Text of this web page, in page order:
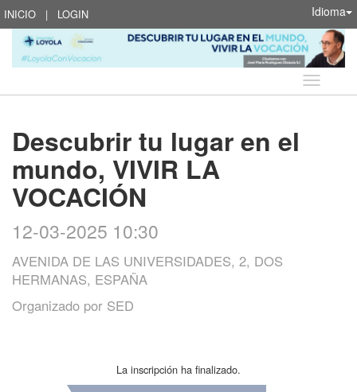
INICIO | LOGIN Idioma
Idioma
Descubrir tu lugar en el
mundo, VIVIR LA
VOCACIÓN
12-03-2025 10:30
AVENIDA DE LAS UNIVERSIDADES, 2, DOS
HERMANAS, ESPAÑA
Organizado por SED
La inscripción ha finalizado.